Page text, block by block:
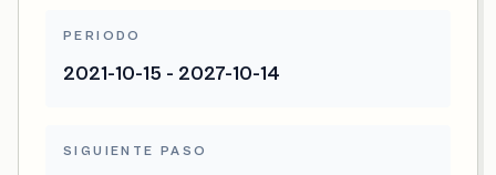
PERIODO
2021-10-15 - 2027-10-14
SIGUIENTE PASO